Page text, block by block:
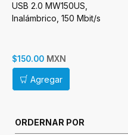
USB 2.0 MW150US,
Inalámbrico, 150 Mbit/s
$150.00 MXN
Agregar
ORDERNAR POR